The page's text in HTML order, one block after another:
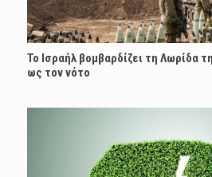
Το Ισραήλ βομβαρδίζει τη Λωρίδα
ως τον νότο